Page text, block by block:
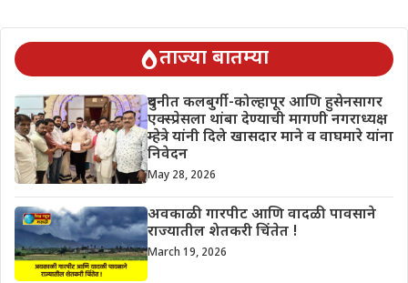
ताज्या बातम्या
दुधनीत कलबुर्गी-कोल्हापूर आणि हुसेनसागर
एक्स्प्रेसला थांबा देण्याची मागणी नगराध्यक्ष
म्हेत्रे यांनी दिले खासदार माने व वाघमारे यांना
निवेदन
May 28, 2026
अवकाळी गारपीट आणि वादळी पावसाने
राज्यातील शेतकरी चिंतेत !
March 19, 2026